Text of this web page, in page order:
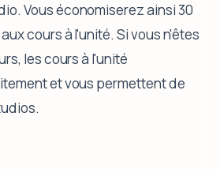
Vous économiserez ainsi 30
cours à l'unité. Si vous n'êtes
les cours à l'unité
et vous permettent de